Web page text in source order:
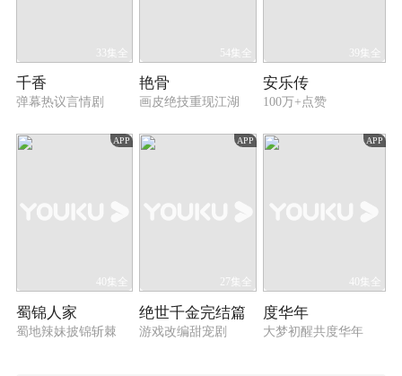
33集全
千香
弹幕热议言情剧
54集全
艳骨
画皮绝技重现江湖
39集全
安乐传
100万+点赞
APP
40集全
蜀锦人家
蜀地辣妹披锦斩棘
APP
27集全
绝世千金完结篇
游戏改编甜宠剧
APP
40集全
度华年
大梦初醒共度华年